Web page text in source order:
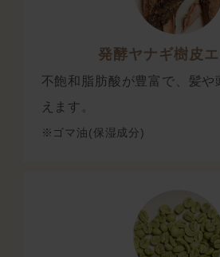
発酵ヤナギ樹皮
不飽和脂肪酸が豊富で、髪や
えます。
※ゴマ油(保湿成分)